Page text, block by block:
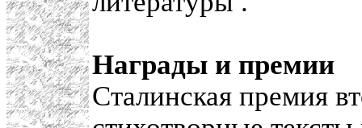
Награды и премии
Сталинская премия